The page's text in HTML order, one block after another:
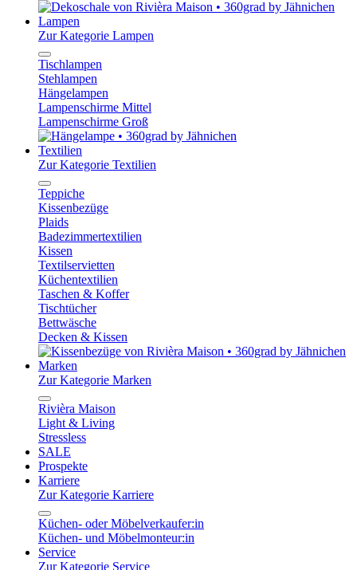
Lampen
Zur Kategorie Lampen
Tischlampen
Stehlampen
Hängelampen
Lampenschirme Mittel
Lampenschirme Groß
Textilien
Zur Kategorie Textilien
Teppiche
Kissenbezüge
Plaids
Badezimmertextilien
Kissen
Textilservietten
Küchentextilien
Taschen & Koffer
Tischtücher
Bettwäsche
Decken & Kissen
Marken
Zur Kategorie Marken
Rivièra Maison
Light & Living
Stressless
SALE
Prospekte
Karriere
Zur Kategorie Karriere
Küchen- oder Möbelverkaufer:in
Küchen- und Möbelmonteur:in
Service
Zur Kategorie Service